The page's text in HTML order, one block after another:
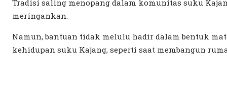
Tradisi saling menopang dalam komunitas suku
meringankan.
Namun, bantuan tidak melulu hadir dalam bentuk
kehidupan suku Kajang, seperti saat membangun